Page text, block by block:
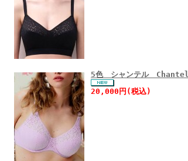
5色 シャンテル
20,000円(税込)